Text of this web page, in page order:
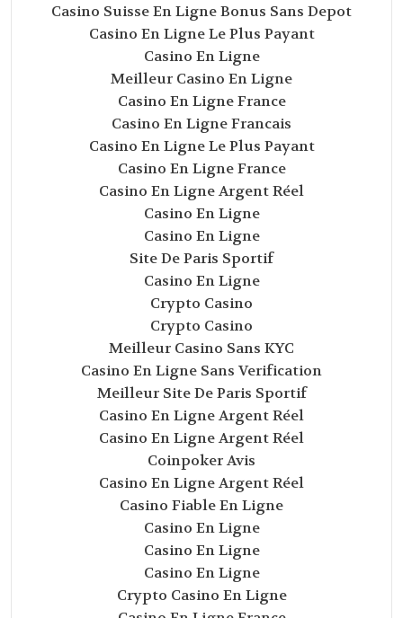
Casino Suisse En Ligne Bonus Sans Depot
Casino En Ligne Le Plus Payant
Casino En Ligne
Meilleur Casino En Ligne
Casino En Ligne France
Casino En Ligne Francais
Casino En Ligne Le Plus Payant
Casino En Ligne France
Casino En Ligne Argent Réel
Casino En Ligne
Casino En Ligne
Site De Paris Sportif
Casino En Ligne
Crypto Casino
Crypto Casino
Meilleur Casino Sans KYC
Casino En Ligne Sans Verification
Meilleur Site De Paris Sportif
Casino En Ligne Argent Réel
Casino En Ligne Argent Réel
Coinpoker Avis
Casino En Ligne Argent Réel
Casino Fiable En Ligne
Casino En Ligne
Casino En Ligne
Casino En Ligne
Crypto Casino En Ligne